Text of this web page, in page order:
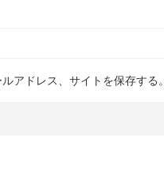
アドレス、サイトを保存する。